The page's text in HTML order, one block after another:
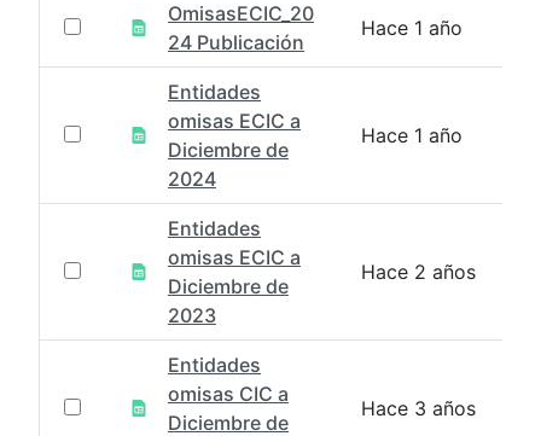
OmisasECIC_20
24 Publicación
Hace 1 año
Entidades
omisas ECIC a
Diciembre de
2024
Hace 1 año
Entidades
omisas ECIC a
Diciembre de
2023
Hace 2 años
Entidades
omisas CIC a
Diciembre de
Hace 3 años